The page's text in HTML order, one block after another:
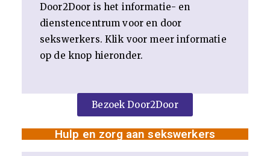
n
Door2Door is het informatie- en
dienstencentrum voor en door
sekswerkers. Klik voor meer informatie
op de knop hieronder.
Bezoek Door2Door
Hulp en zorg aan sekswerkers